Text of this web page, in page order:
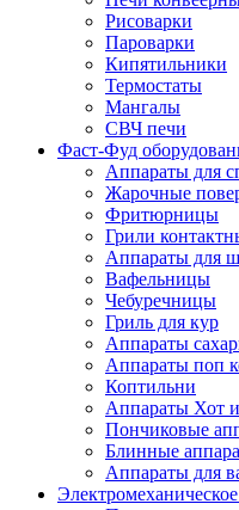
Рисоварки
Пароварки
Кипятильники
Термостаты
Мангалы
СВЧ печи
Фаст-Фуд
Аппараты для
Жарочные
Фритюрницы
Грили
Аппараты для
Вафельницы
Чебуречницы
Гриль для кур
Аппараты
Аппараты поп
Коптильни
Аппараты Хот
Пончиковые
Блинные
Аппараты для